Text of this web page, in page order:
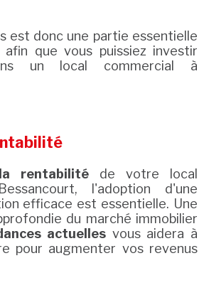
est donc une partie essentielle
que vous puissiez investir
un local commercial à
la rentabilité de votre local
l'adoption d'une
efficace est essentielle. Une
du marché immobilier
actuelles vous aidera à
pour augmenter vos revenus